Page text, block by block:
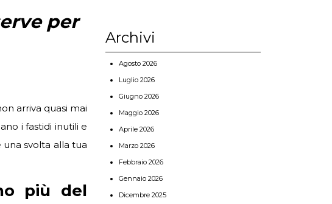
per
arriva quasi mai
i fastidi inutili e
svolta alla tua
più del
Archivi
Agosto 2026
Luglio 2026
Giugno 2026
Maggio 2026
Aprile 2026
Marzo 2026
Febbraio 2026
Gennaio 2026
Dicembre 2025